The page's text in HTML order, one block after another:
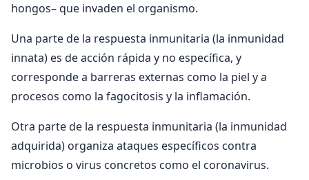
hongos– que invaden el organismo.
Una parte de la respuesta inmunitaria (la inmunidad
innata) es de acción rápida y no específica, y
corresponde a barreras externas como la piel y a
procesos como la fagocitosis y la inflamación.
Otra parte de la respuesta inmunitaria (la inmunidad
adquirida) organiza ataques específicos contra
microbios o virus concretos como el coronavirus.